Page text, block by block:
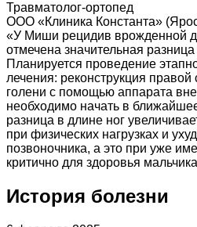
Травматолог-ортопед
ООО «Клиника Константа»
«У Миши рецидив врожденной
отмечена значительная разница
Планируется проведение
лечения: реконструкция
голени с помощью аппарата
необходимо начать в
разница в длине ног
при физических нагрузках и
позвоночника, а это при уже
критично для здоровья
История болезни